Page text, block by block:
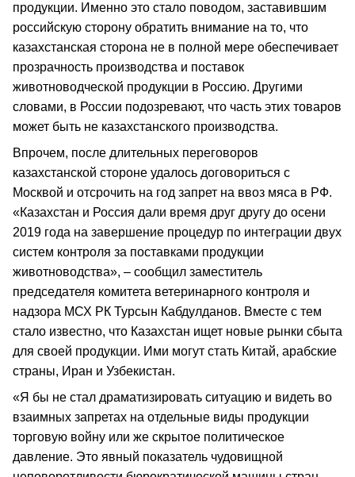
продукции. Именно это стало поводом, заставившим
российскую сторону обратить внимание на то, что
казахстанская сторона не в полной мере обеспечивает
прозрачность производства и поставок
животноводческой продукции в Россию. Другими
словами, в России подозревают, что часть этих товаров
может быть не казахстанского производства.
Впрочем, после длительных переговоров
казахстанской стороне удалось договориться с
Москвой и отсрочить на год запрет на ввоз мяса в РФ.
«Казахстан и Россия дали время друг другу до осени
2019 года на завершение процедур по интеграции двух
систем контроля за поставками продукции
животноводства», – сообщил заместитель
председателя комитета ветеринарного контроля и
надзора МСХ РК Турсын Кабдулданов. Вместе с тем
стало известно, что Казахстан ищет новые рынки сбыта
для своей продукции. Ими могут стать Китай, арабские
страны, Иран и Узбекистан.
«Я бы не стал драматизировать ситуацию и видеть во
взаимных запретах на отдельные виды продукции
торговую войну или же скрытое политическое
давление. Это явный показатель чудовищной